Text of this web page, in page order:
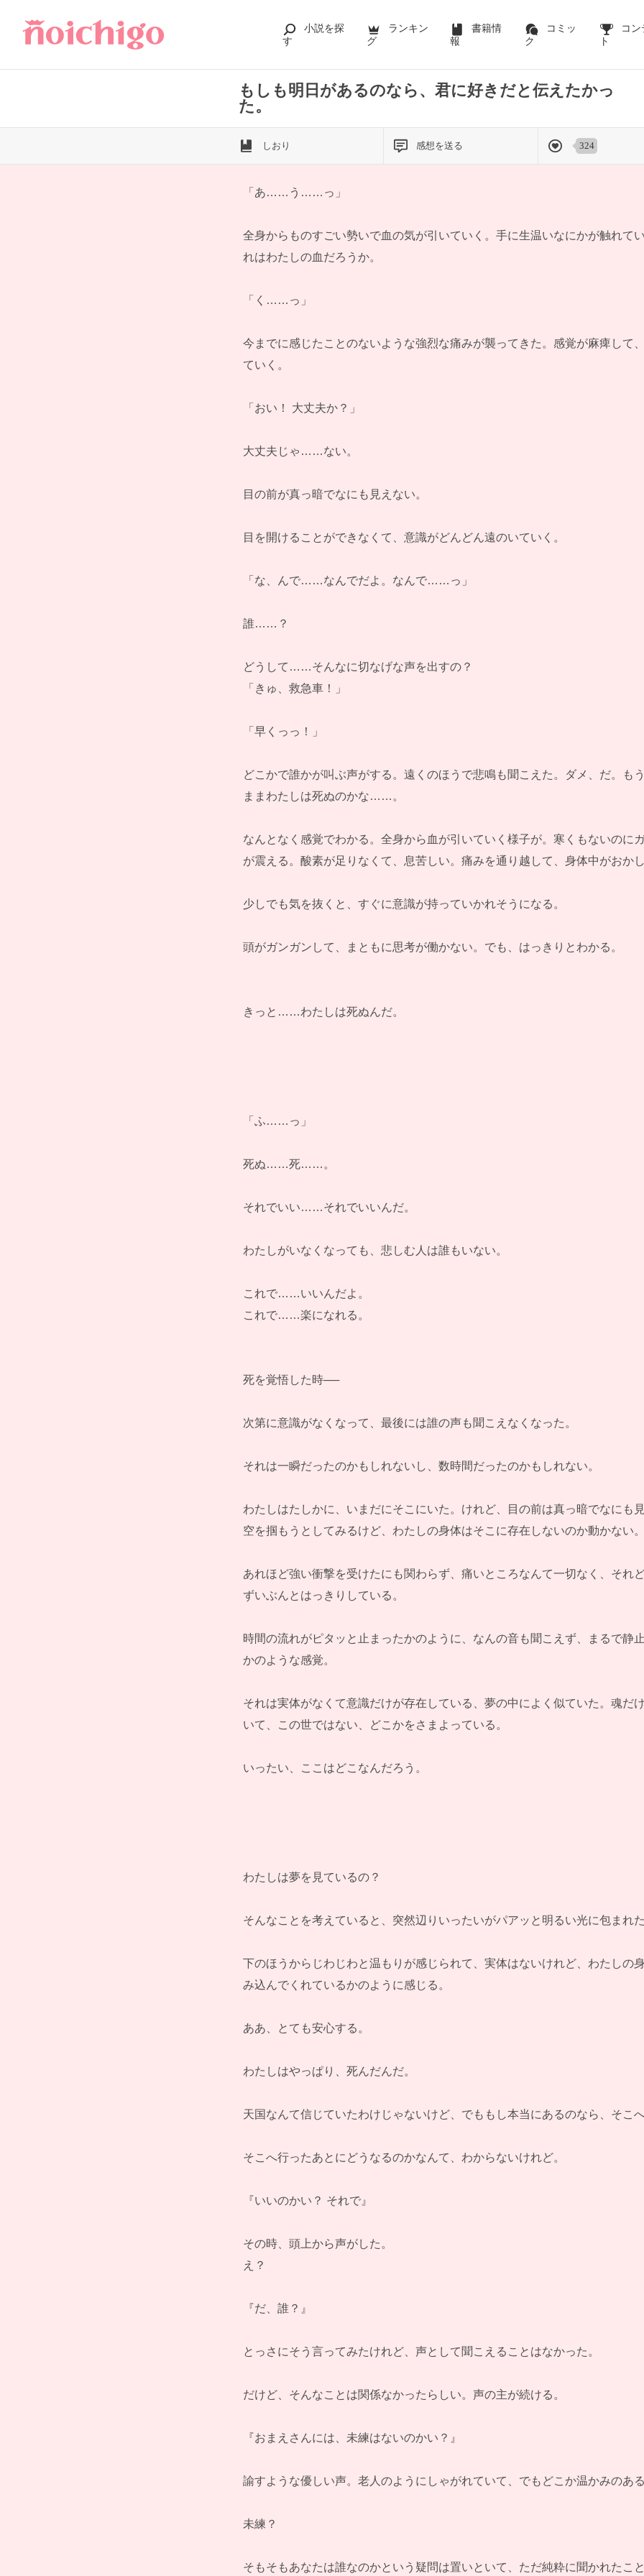
小説を探
す
ランキン
グ
書籍情
報
コミッ
ク
コン
ト
もしも明日があるのなら、君に好きだと伝えたかっ
た。
しおり 感想を送る 324
前のページを表示する
「あ……う……っ」
全身からものすごい勢いで血の気が引いていく。手に生温いなにかが触れて
れはわたしの血だろうか。
「く……っ」
今までに感じたことのないような強烈な痛みが襲ってきた。感覚が麻痺して
ていく。
「おい！ 大丈夫か？」
大丈夫じゃ……ない。
目の前が真っ暗でなにも見えない。
目を開けることができなくて、意識がどんどん遠のいていく。
「な、んで……なんでだよ。なんで……っ」
誰……？
どうして……そんなに切なげな声を出すの？
「きゅ、救急車！」
「早くっっ！」
どこかで誰かが叫ぶ声がする。遠くのほうで悲鳴も聞こえた。ダメ、だ。も
ままわたしは死ぬのかな……。
なんとなく感覚でわかる。全身から血が引いていく様子が。寒くもないのに
が震える。酸素が足りなくて、息苦しい。痛みを通り越して、身体中がおかし
少しでも気を抜くと、すぐに意識が持っていかれそうになる。
頭がガンガンして、まともに思考が働かない。でも、はっきりとわかる。
きっと……わたしは死ぬんだ。
「ふ……っ」
死ぬ……死……。
それでいい……それでいいんだ。
わたしがいなくなっても、悲しむ人は誰もいない。
これで……いいんだよ。
これで……楽になれる。
死を覚悟した時──
次第に意識がなくなって、最後には誰の声も聞こえなくなった。
それは一瞬だったのかもしれないし、数時間だったのかもしれない。
わたしはたしかに、いまだにそこにいた。けれど、目の前は真っ暗でなにも
空を掴もうとしてみるけど、わたしの身体はそこに存在しないのか動かない。
あれほど強い衝撃を受けたにも関わらず、痛いところなんて一切なく、それ
ずいぶんとはっきりしている。
時間の流れがピタッと止まったかのように、なんの音も聞こえず、まるで静
かのような感覚。
それは実体がなくて意識だけが存在している、夢の中によく似ていた。魂だ
いて、この世ではない、どこかをさまよっている。
いったい、ここはどこなんだろう。
わたしは夢を見ているの？
そんなことを考えていると、突然辺りいったいがパアッと明るい光に包まれた
下のほうからじわじわと温もりが感じられて、実体はないけれど、わたしの
み込んでくれているかのように感じる。
ああ、とても安心する。
わたしはやっぱり、死んだんだ。
天国なんて信じていたわけじゃないけど、でももし本当にあるのなら、そこへ
そこへ行ったあとにどうなるのかなんて、わからないけれど。
『いいのかい？ それで』
その時、頭上から声がした。
え？
『だ、誰？』
とっさにそう言ってみたけれど、声として聞こえることはなかった。
だけど、そんなことは関係なかったらしい。声の主が続ける。
『おまえさんには、未練はないのかい？』
諭すような優しい声。老人のようにしゃがれていて、でもどこか温かみのある
未練？
そもそもあなたは誰なのかという疑問は置いといて、ただ純粋に聞かれたこ